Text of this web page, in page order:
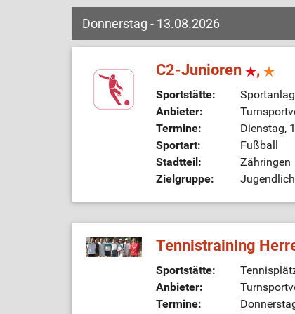
Donnerstag - 13.08.2026
C2-Junioren ,
Sportstätte:
Anbieter:
Termine:
Dienstag,
Sportart:
Fußball
Stadtteil:
Zähringen
Zielgruppe:
Tennistraining
Sportstätte:
Anbieter:
Termine: